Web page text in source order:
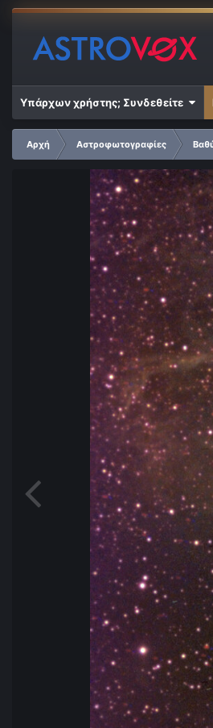
Υπάρχων χρήστης; Συνδεθείτε
Αρχή Αστροφωτογραφίες